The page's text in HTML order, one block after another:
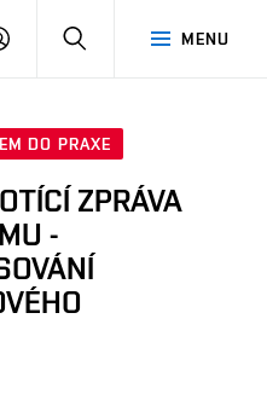
MENU
PŘIHLÁSIT
DO PRAXE
ZPRÁVA
-